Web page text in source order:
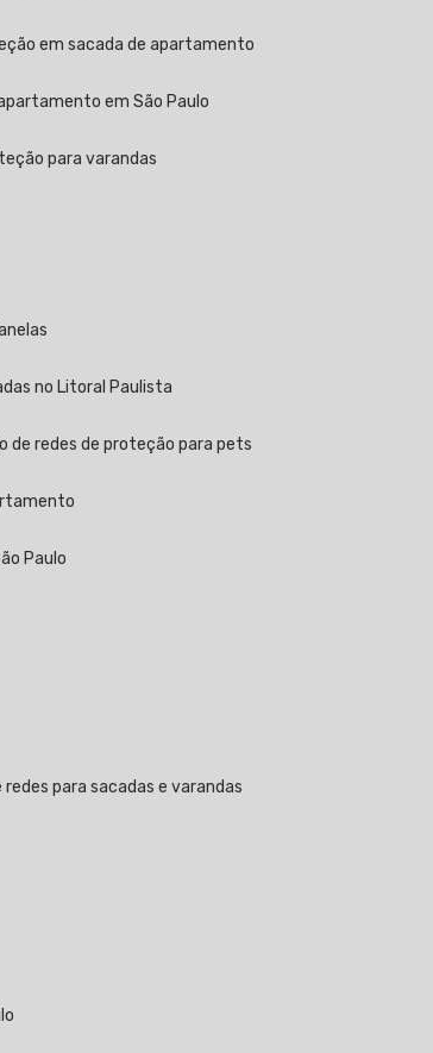
em sacada de apartamento
em São Paulo
para varandas
no Litoral Paulista
de redes de proteção para pets
Paulo
redes para sacadas e varandas